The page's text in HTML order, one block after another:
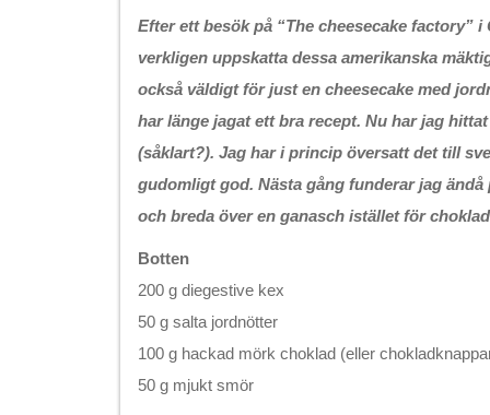
Efter ett besök på “The cheesecake factory”
verkligen uppskatta dessa amerikanska
också väldigt för just en cheesecake med
har länge jagat ett bra recept. Nu har jag
(såklart?). Jag har i princip översatt det till
gudomligt god. Nästa gång funderar jag ändå
och breda över en ganasch istället för
Botten
200 g diegestive kex
50 g salta jordnötter
100 g hackad mörk choklad (eller
50 g mjukt smör